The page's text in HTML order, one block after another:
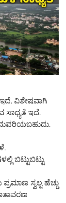
ವಿಶೇಷವಾಗಿ
ಸಾಧ್ಯತೆ ಇದೆ.
ಬಿಟ್ಟುಬಿಟ್ಟು
ಸ್ವಲ್ಪ ಹೆಚ್ಚು